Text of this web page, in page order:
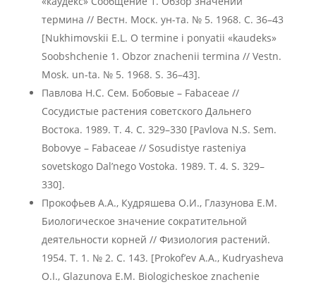
термина // Вестн. Моск. ун-та. № 5. 1968. С. 36–43
[Nukhimovskii E.L. O termine i ponyatii «kaudeks»
Soobshchenie 1. Obzor znachenii termina // Vestn.
Mosk. un-ta. № 5. 1968. S. 36–43].
Павлова Н.С. Сем. Бобовые – Fabaceae //
Сосудистые растения советского Дальнего
Востока. 1989. Т. 4. С. 329–330 [Pavlova N.S. Sem.
Bobovye – Fabaceae // Sosudistye rasteniya
sovetskogo Dal’nego Vostoka. 1989. T. 4. S. 329–
330].
Прокофьев А.А., Кудряшева О.И., Глазунова Е.М.
Биологическое значение сократительной
деятельности корней // Физиология растений.
1954. Т. 1. № 2. С. 143. [Prokof’ev A.A., Kudryasheva
O.I., Glazunova E.M. Biologicheskoe znachenie